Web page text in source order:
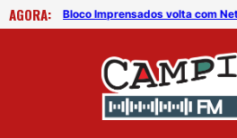
AGORA: Bloco Imprensados volta com